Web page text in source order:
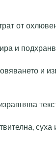
от
и
и
суха